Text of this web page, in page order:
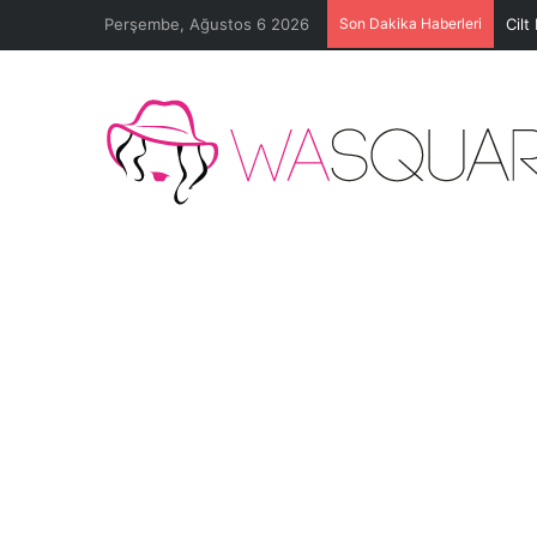
Perşembe, Ağustos 6 2026 Son Dakika Haberleri Cilt